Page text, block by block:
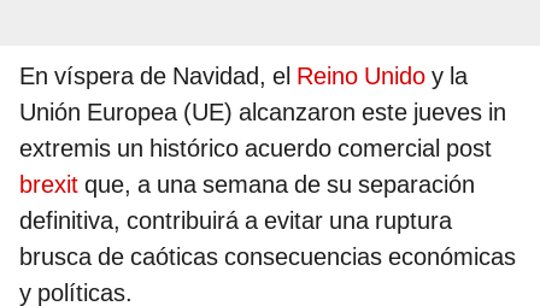
En víspera de Navidad, el Reino Unido y la
Unión Europea (UE) alcanzaron este jueves in
extremis un histórico acuerdo comercial post
brexit que, a una semana de su separación
definitiva, contribuirá a evitar una ruptura
brusca de caóticas consecuencias económicas
y políticas.